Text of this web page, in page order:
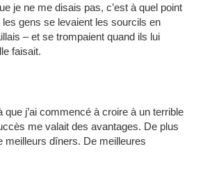
je ne me disais pas, c’est à quel point
les gens se levaient les sourcils en
– et se trompaient quand ils lui
faisait.
que j’ai commencé à croire à un terrible
me valait des avantages. De plus
meilleurs dîners. De meilleures